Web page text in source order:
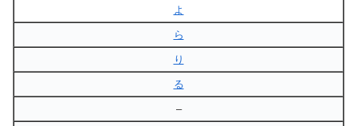
よ
ら
り
る
–